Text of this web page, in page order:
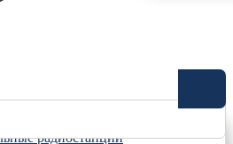
радиостанции